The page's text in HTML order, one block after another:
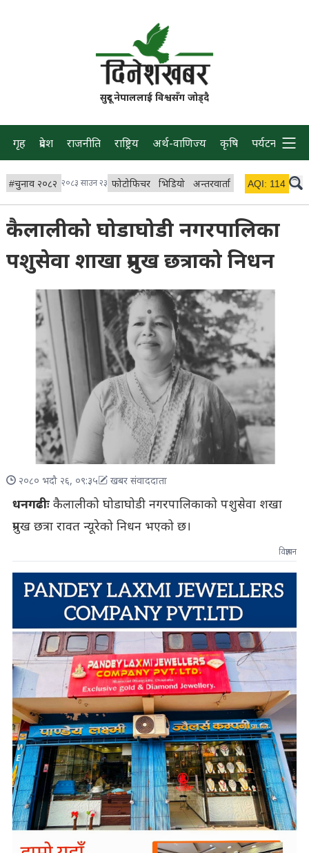
सुदूर नेपाललाई विश्वसँग जोड्दै
गृह प्रदेश राजनीति राष्ट्रिय अर्थ-वाणिज्य कृषि पर्यटन प्रवास
#चुनाव २०८२ २०८३ साउन २३ फोटोफिचर भिडियो अन्तरवार्ता विचार/ब्लग
AQI: 114
कैलालीको घोडाघोडी नगरपालिका
पशुसेवा शाखा प्रमुख छत्राको निधन
२०८० भदौ २६, ०९:३५ खबर संवाददाता
धनगढीःकैलालीको घोडाघोडी नगरपालिकाको पशुसेवा शखा
प्रमुख छत्रा रावत न्यूरेको निधन भएको छ।
विज्ञापन